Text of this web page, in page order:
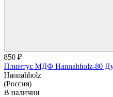
850 ₽
Плинтус МДФ Hannahholz-80
Hannahholz
(Россия)
В наличии